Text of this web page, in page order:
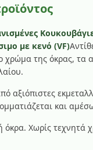
με κενό (VF)
χρώμα της όκρας, τα
αξιόπιστες
και
όκρα. Χωρίς τεχνητά